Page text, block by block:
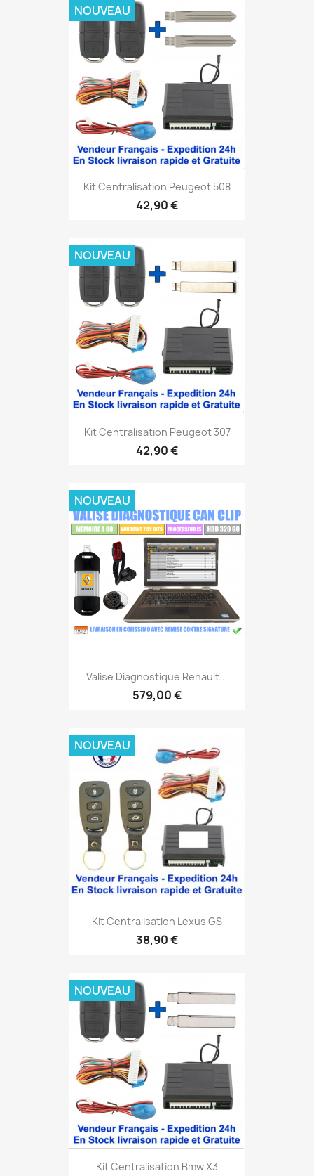
Kit Centralisation Peugeot 508
42,90 €
NOUVEAU
Kit Centralisation Peugeot 307
42,90 €
NOUVEAU
Valise Diagnostique Renault...
579,00 €
NOUVEAU
Kit Centralisation Lexus GS
38,90 €
NOUVEAU
Kit Centralisation Bmw X3
NOUVEAU